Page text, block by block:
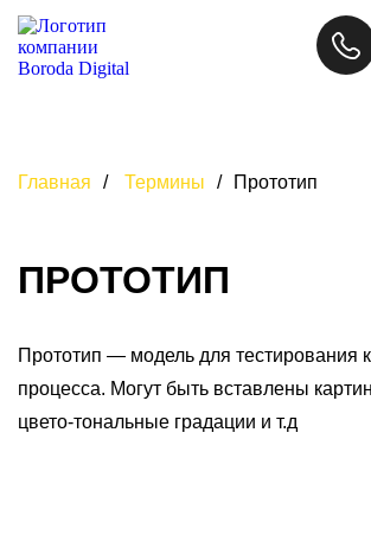
Главная / Термины / Прототип
ПРОТОТИП
Прототип — модель для тестирования
процесса. Могут быть вставлены
цвето-тональные градации и т.д